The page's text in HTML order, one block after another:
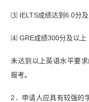
⑶ IELTS成绩达到6.0分及
⑷ GRE成绩300分及以上
未达到以上英语水平要
报考。
2．申请人应具有较强的